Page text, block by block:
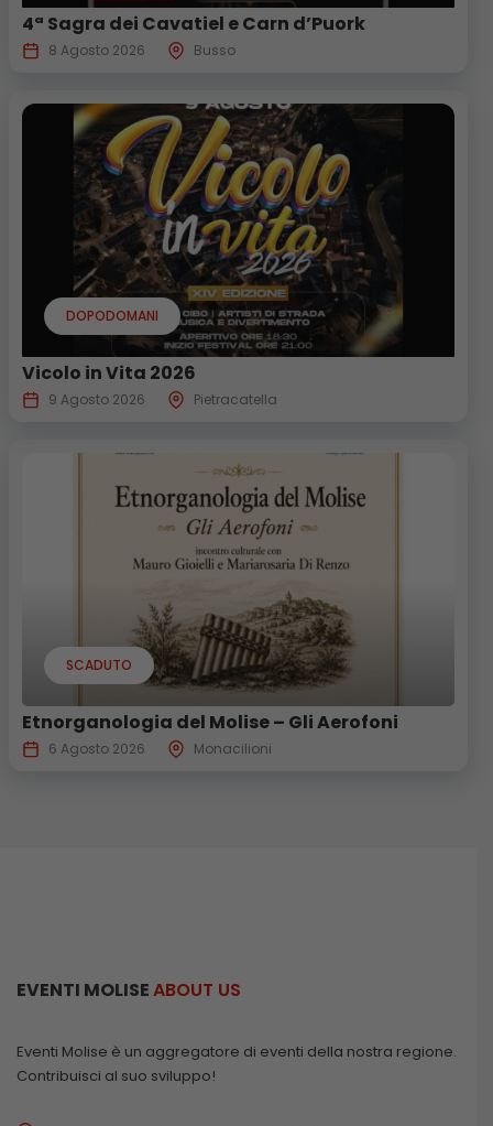
4ª Sagra dei Cavatiel e Carn d’Puork
8 Agosto 2026 Busso
DOPODOMANI
Vicolo in Vita 2026
9 Agosto 2026 Pietracatella
SCADUTO
Etnorganologia del Molise – Gli Aerofoni
6 Agosto 2026 Monacilioni
EVENTI MOLISEABOUT US
Eventi Molise è un aggregatore di eventi della nostra regione.
Contribuisci al suo sviluppo!